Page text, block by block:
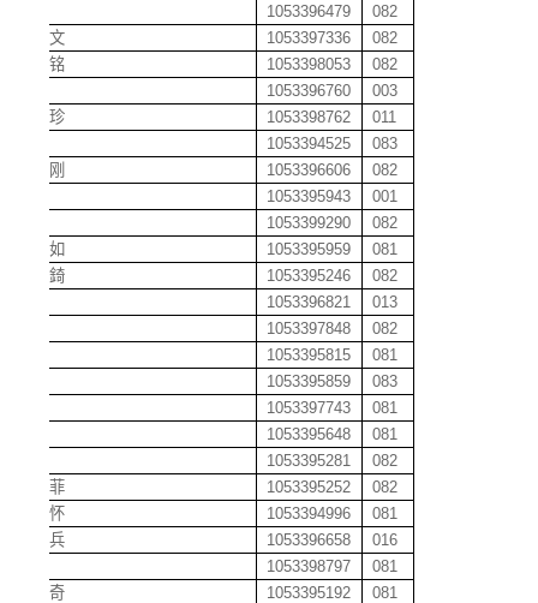
1053396479
082
陈运文
1053397336
082
陈张铭
1053398053
082
1053396760
003
陈珍珍
1053398762
011
1053394525
083
陈志刚
1053396606
082
1053395943
001
1053399290
082
陈奕如
1053395959
081
陈奕錡
1053395246
082
1053396821
013
1053397848
082
1053395815
081
1053395859
083
1053397743
081
1053395648
081
1053395281
082
程炳菲
1053395252
082
程博怀
1053394996
081
程会兵
1053396658
016
1053398797
081
程留奇
1053395192
081